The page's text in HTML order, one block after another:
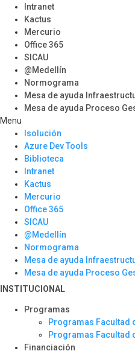
Intranet
Kactus
Mercurio
Office 365
SICAU
@Medellín
Normograma
Mesa de ayuda
Mesa de ayuda Proceso
Menu
Isolución
Azure Dev Tools
Biblioteca
Intranet
Kactus
Mercurio
Office 365
SICAU
@Medellín
Normograma
Mesa de ayuda
Mesa de ayuda Proceso
INSTITUCIONAL
Programas
Programas Facultad
Programas Facultad
Financiación